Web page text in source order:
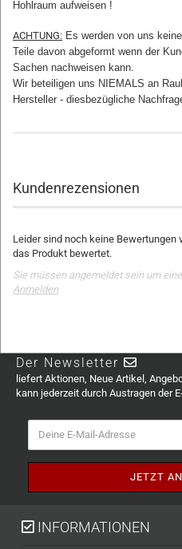
Hohlraum aufweisen !
ACHTUNG: Es werden von uns
Teile davon abgeformt wenn der
Sachen nachweisen kann.
Wir beteiligen uns NIEMALS an
Hersteller - diesbezügliche
Kundenrezensionen
Leider sind noch keine Bewertungen
das Produkt bewertet.
Sie müssen angemeldet sein um
Anmelden
Der Newsletter
liefert Aktionen, Neue Artikel,
kann jederzeit durch Austragen der
INFORMATIONEN